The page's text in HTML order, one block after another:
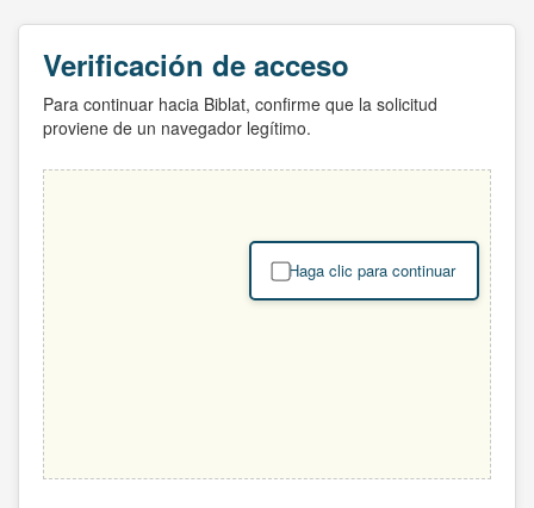
Verificación de acceso
Para continuar hacia Biblat, confirme que la solicitud
proviene de un navegador legítimo.
Haga clic para continuar